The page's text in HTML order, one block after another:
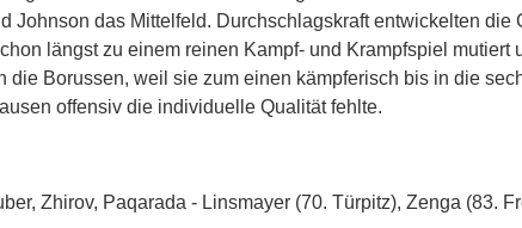
Johnson das Mittelfeld. Durchschlagskraft entwickelten die
längst zu einem reinen Kampf- und Krampfspiel mutiert
die Borussen, weil sie zum einen kämpferisch bis in die
offensiv die individuelle Qualität fehlte.
Zhirov, Paqarada - Linsmayer (70. Türpitz), Zenga (83.